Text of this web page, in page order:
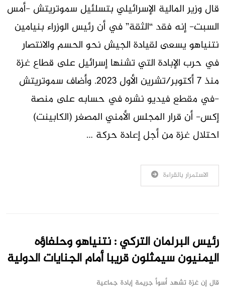
قال وزير المالية الإسرائيلي بتسلئيل سموتريتش -أمس
السبت- إنه فقد “الثقة” في أن رئيس الوزراء بنيامين
نتنياهو يسعى لقيادة الجيش نحو الحسم والانتصار
في حرب الإبادة التي تشنها إسرائيل على قطاع غزة
منذ 7 أكتوبر/تشرين الأول 2023. وأضاف سموتريتش
-في مقطع فيديو نشره في حسابه على منصة
إكس- أن قرار المجلس الأمني المصغر (الكابينت)
احتلال غزة من أجل إعادة حركة …
الاستمرار بالقراءة
رئيس البرلمان التركي : نتنياهو وحلفاؤه
اليمنيون سيمثلون قريبا أمام الجنايات الدولية
قال إن غزة تشهد أسوأ جريمة إبادة جماعية